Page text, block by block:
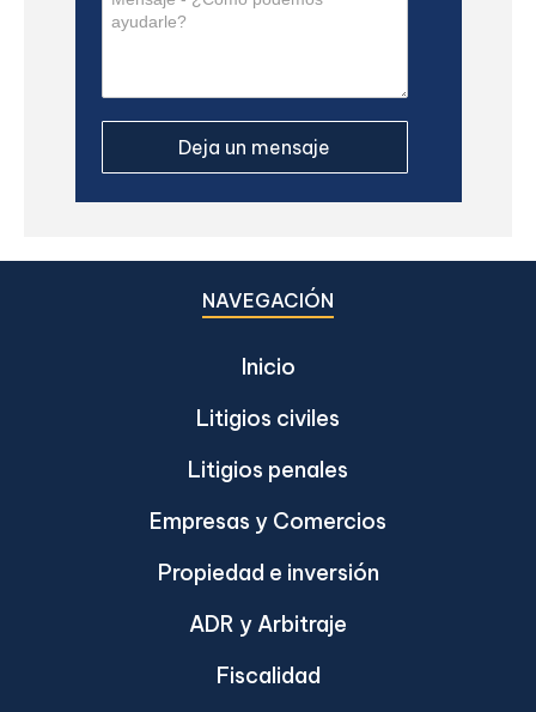
NAVEGACIÓN
Inicio
Litigios civiles
Litigios penales
Empresas y Comercios
Propiedad e inversión
ADR y Arbitraje
Fiscalidad